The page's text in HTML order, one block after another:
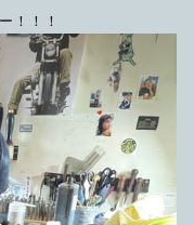
！！！